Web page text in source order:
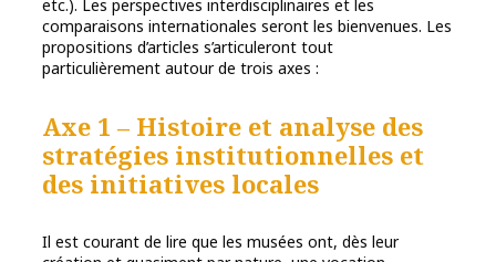
etc.). Les perspectives interdisciplinaires et les
comparaisons internationales seront les bienvenues. Les
propositions d’articles s’articuleront tout
particulièrement autour de trois axes :
Axe 1 – Histoire et analyse des
stratégies institutionnelles et
des initiatives locales
Il est courant de lire que les musées ont, dès leur